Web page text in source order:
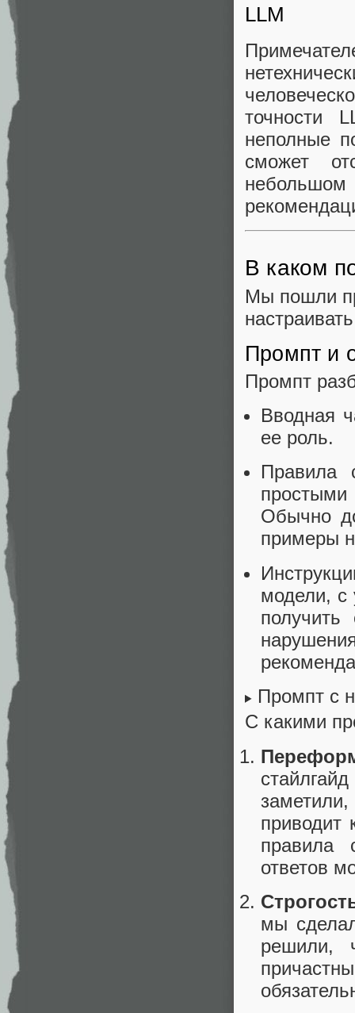
LLM
точности
неполные
сможет
небольшом
В каком
Мы пошли
Промпт и
Промпт
Вводная
ее роль.
Правила
Обычно
примеры
модели,
Промпт с
С какими
правила
ответов
мы
решили,